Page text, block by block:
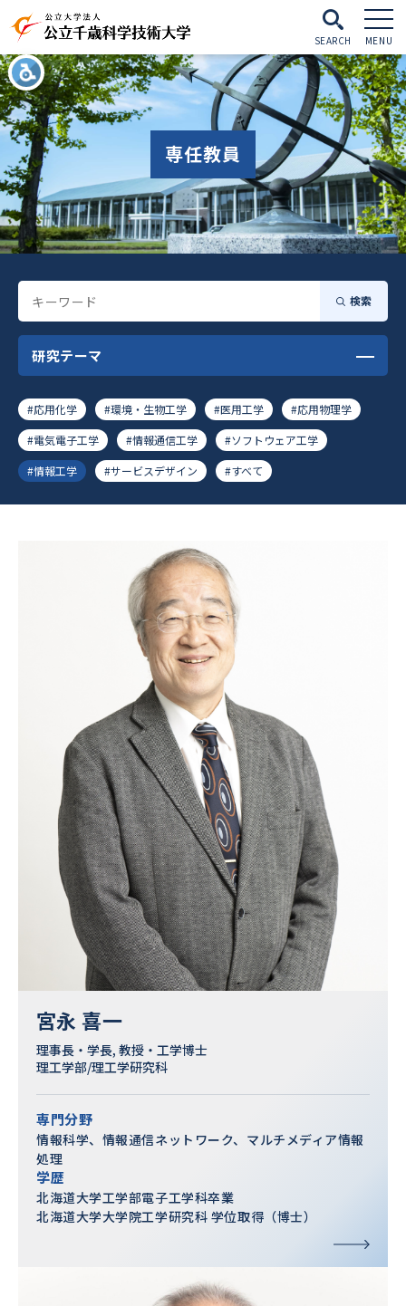
SEARCH MENU
専任教員
検索
研究テーマ
#応用化学 #環境・生物工学 #医用工学
#応用物理学
#電気電子工学
#情報通信工学
#ソフトウェア工学
#情報工学
#サービスデザイン #すべて
宮永 喜一
理事長・学長, 教授・工学博士
理工学部/理工学研究科
専門分野
情報科学、情報通信ネットワーク、マルチメディア情報
処理
学歴
北海道大学工学部電子工学科卒業
北海道大学大学院工学研究科 学位取得（博士）